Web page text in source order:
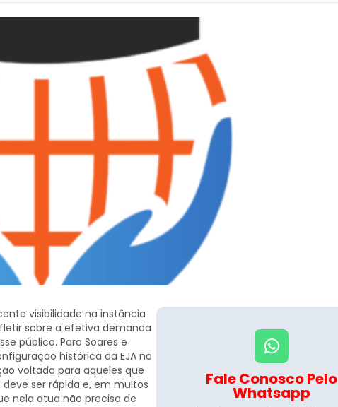
visibilidade na instância
sobre a efetiva demanda
público. Para Soares e
histórica da EJA no
voltada para aqueles que
ser rápida e, em muitos
nela atua não precisa de
Fale Conosco Pelo
Whatsapp